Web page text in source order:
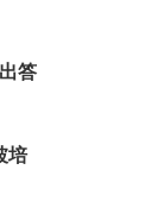
答
培